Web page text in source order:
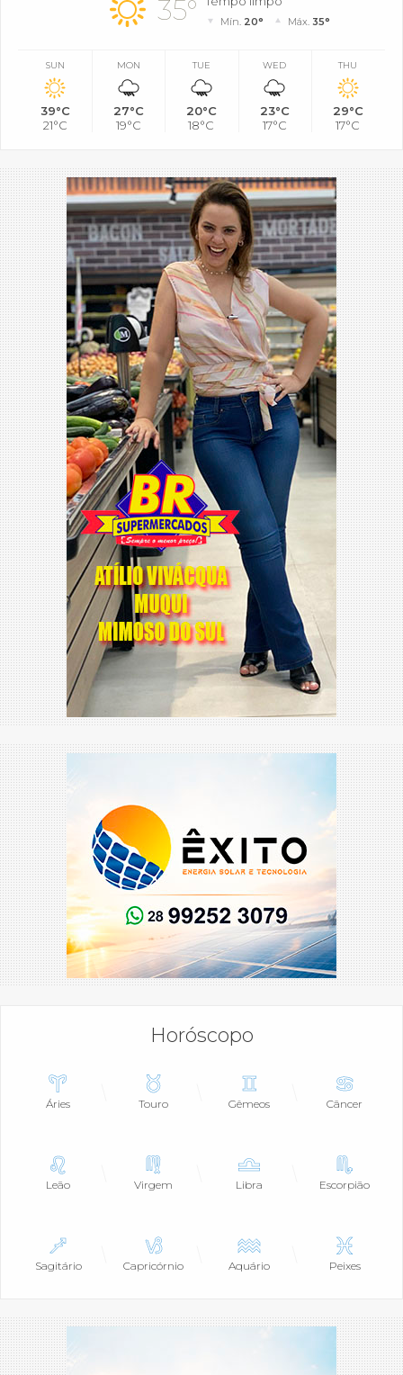
35° Mín. 20° Máx. 35°
SUN
39°C
21°C
MON
27°C
19°C
TUE
20°C
18°C
WED
23°C
17°C
THU
29°C
17°C
Horóscopo
Áries Touro Gêmeos Câncer
Leão Virgem Libra Escorpião
Sagitário Capricórnio Aquário Peixes